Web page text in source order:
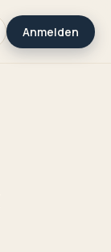
Anmelden